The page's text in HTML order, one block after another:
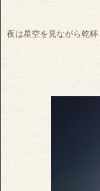
夜は星空を見ながら乾